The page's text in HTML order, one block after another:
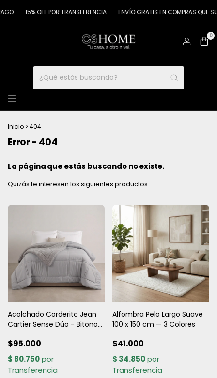
15% OFF POR TRANSFERENCIA ENVÍO GRATIS EN COMPRAS QUE
0
Inicio > 404
Error - 404
La página que estás buscando no existe.
Quizás te interesen los siguientes productos.
Acolchado Corderito Jean
Cartier Sense Dúo - Bitono
$95.000
Alfombra Pelo Largo Suave
100 x 150 cm — 3 Colores
$41.000